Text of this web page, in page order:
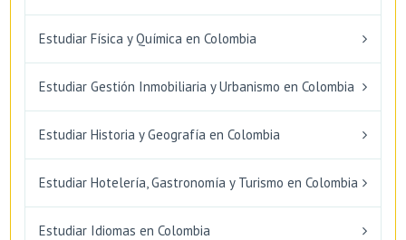
Estudiar Física y Química en Colombia
Estudiar Gestión Inmobiliaria y Urbanismo en Colombia
Estudiar Historia y Geografía en Colombia
Estudiar Hotelería, Gastronomía y Turismo en Colombia
Estudiar Idiomas en Colombia